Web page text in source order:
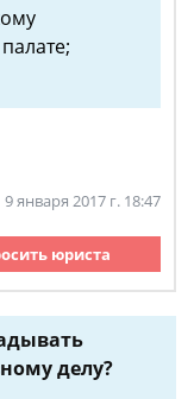
9 января 2017 г. 18:47
юриста
делу?